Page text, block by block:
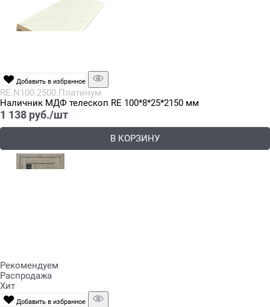
Добавить в избранное
RE.N100.2500.Платинум
Наличник МДФ телескоп RE 100*8*25*2150 мм
1 138 руб./шт
В КОРЗИНУ
Рекомендуем
Распродажа
Хит
Добавить в избранное